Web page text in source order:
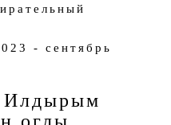
- сентябрь
Илдырым